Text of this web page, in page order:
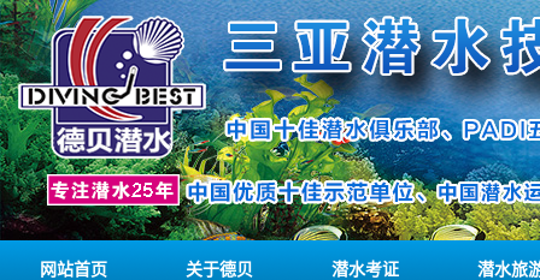
网站首页 关于德贝 潜水考证 潜水旅